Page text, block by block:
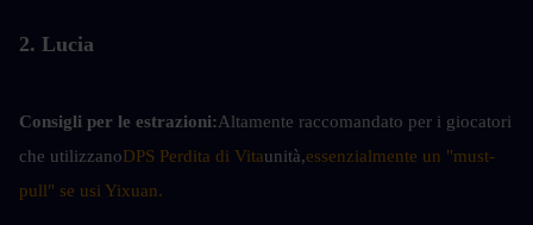
2. Lucia
Consigli per le estrazioni:Altamente raccomandato per i giocatori
che utilizzanoDPS Perdita di Vitaunità,essenzialmente un "must-
pull" se usi Yixuan.